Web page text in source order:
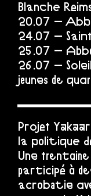
Blanche
20.07 –
24.07 –
25.07 –
26.07 –
jeunes de
Projet
la politique
Une
participé à
acrobatie